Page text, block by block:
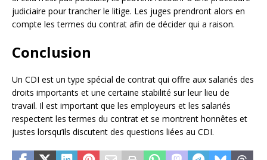
judiciaire pour trancher le litige. Les juges prendront alors en
compte les termes du contrat afin de décider qui a raison.
Conclusion
Un CDI est un type spécial de contrat qui offre aux salariés des
droits importants et une certaine stabilité sur leur lieu de
travail. Il est important que les employeurs et les salariés
respectent les termes du contrat et se montrent honnêtes et
justes lorsqu’ils discutent des questions liées au CDI.